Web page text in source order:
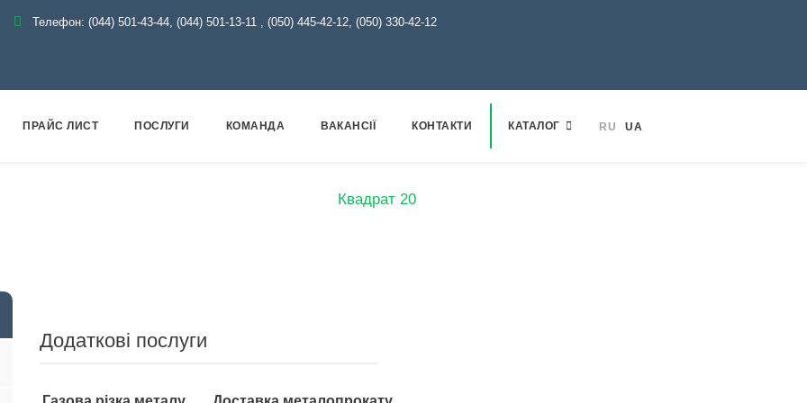
Телефон: (044) 501-43-44, (044) 501-13-11 , (050) 445-42-12, (050) 330-42-12
ПРАЙС ЛИСТ ПОСЛУГИ КОМАНДА ВАКАНСІЇ КОНТАКТИ КАТАЛОГ RU UA
Квадрат 20
Додаткові послуги